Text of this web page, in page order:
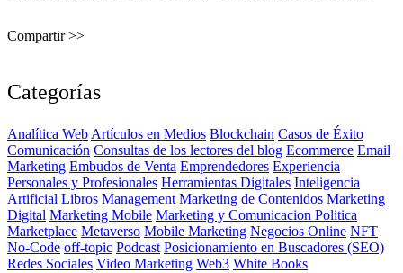
Compartir >>
Categorías
Analítica Web Artículos en Medios Blockchain Casos de Éxito
Comunicación Consultas de los lectores del blog Ecommerce Email
Marketing Embudos de Venta Emprendedores Experiencia
Personales y Profesionales Herramientas Digitales Inteligencia
Artificial Libros Management Marketing de Contenidos Marketing
Digital Marketing Mobile Marketing y Comunicacion Politica
Marketplace Metaverso Mobile Marketing Negocios Online NFT
No-Code off-topic Podcast Posicionamiento en Buscadores (SEO)
Redes Sociales Video Marketing Web3 White Books